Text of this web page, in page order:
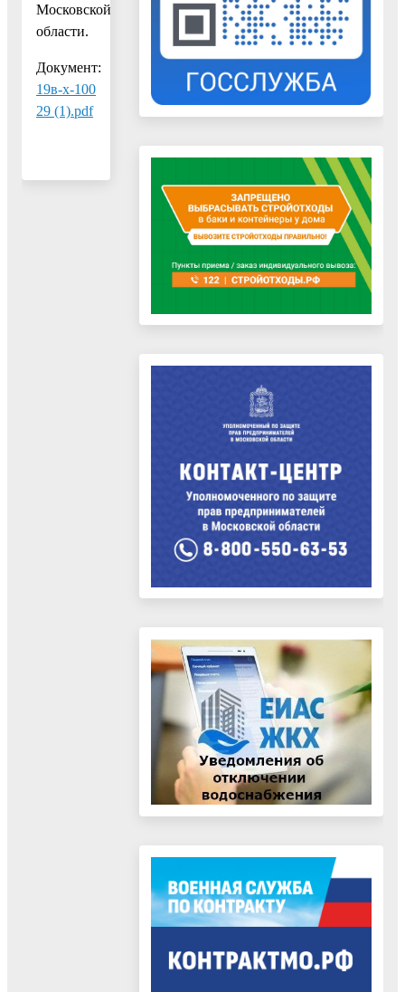
Московской
области.
Документ:
19в-х-100
29 (1).pdf